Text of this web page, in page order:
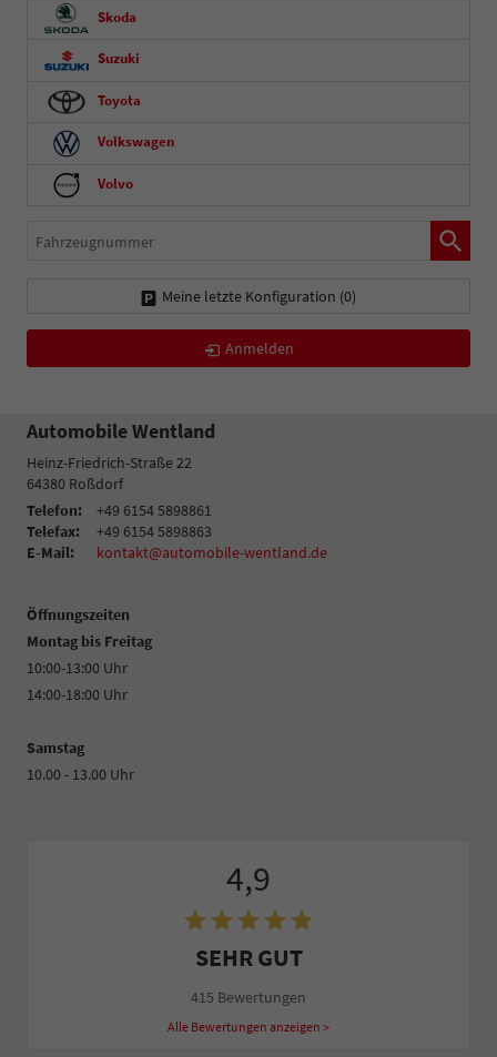
Skoda
Suzuki
Toyota
Volkswagen
Volvo
Fahrzeugnummer
Meine letzte Konfiguration (0)
Anmelden
Automobile Wentland
Heinz-Friedrich-Straße 22
64380 Roßdorf
Telefon:
+49 6154 5898861
Telefax:
+49 6154 5898863
E-Mail:
kontakt@automobile-wentland.de
Öffnungszeiten
Montag bis Freitag
10:00-13:00 Uhr
14:00-18:00 Uhr
Samstag
10.00 - 13.00 Uhr
4,9
SEHR GUT
415 Bewertungen
Alle Bewertungen anzeigen >